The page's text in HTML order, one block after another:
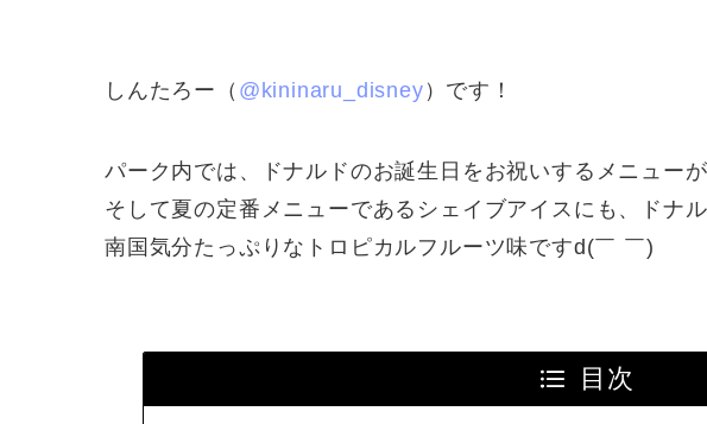
しんたろー（ @kininaru_disney ）です！
パーク内では、ドナルドのお誕生日をお祝いするメニュー
そして夏の定番メニューであるシェイブアイスにも、ドナ
南国気分たっぷりなトロピカルフルーツ味ですd(￣ ￣)
目次